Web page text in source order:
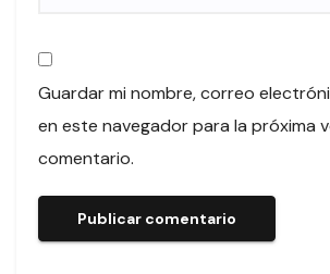
Guardar mi nombre, correo
en este navegador para la próxima
comentario.